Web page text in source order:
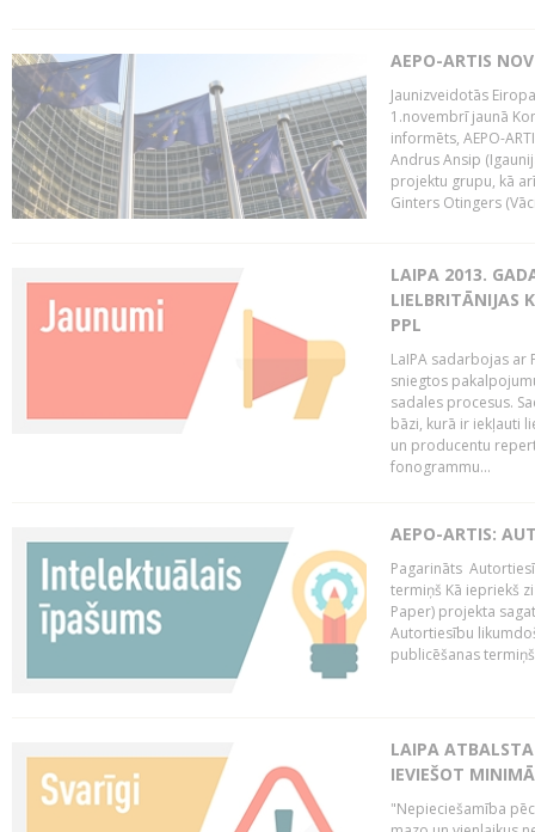
AEPO-ARTIS
Jaunizveidotās
1.novembrī jaunā
informēts, AEPO-
Andrus Ansip
projektu grupu, kā
Ginters Otingers
LAIPA 2013.
LIELBRITĀNIJAS
PPL
LaIPA sadarbojas
sniegtos
sadales procesus.
bāzi, kurā ir iekļauti
un producentu
fonogrammu...
AEPO-ARTIS:
Pagarināts
termiņš Kā iepriekš
Paper) projekta
Autortiesību
publicēšanas
LAIPA
IEVIEŠOT
"Nepieciešamība